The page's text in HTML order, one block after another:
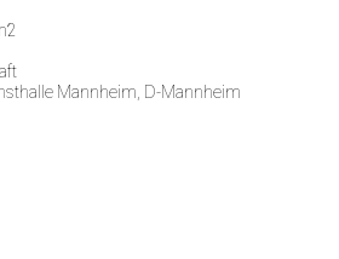
Mannheim, D-Mannheim